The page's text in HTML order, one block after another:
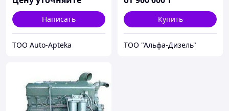
Написать
ТОО Auto-Apteka
Купить
ТОО "Альфа-Дизель"